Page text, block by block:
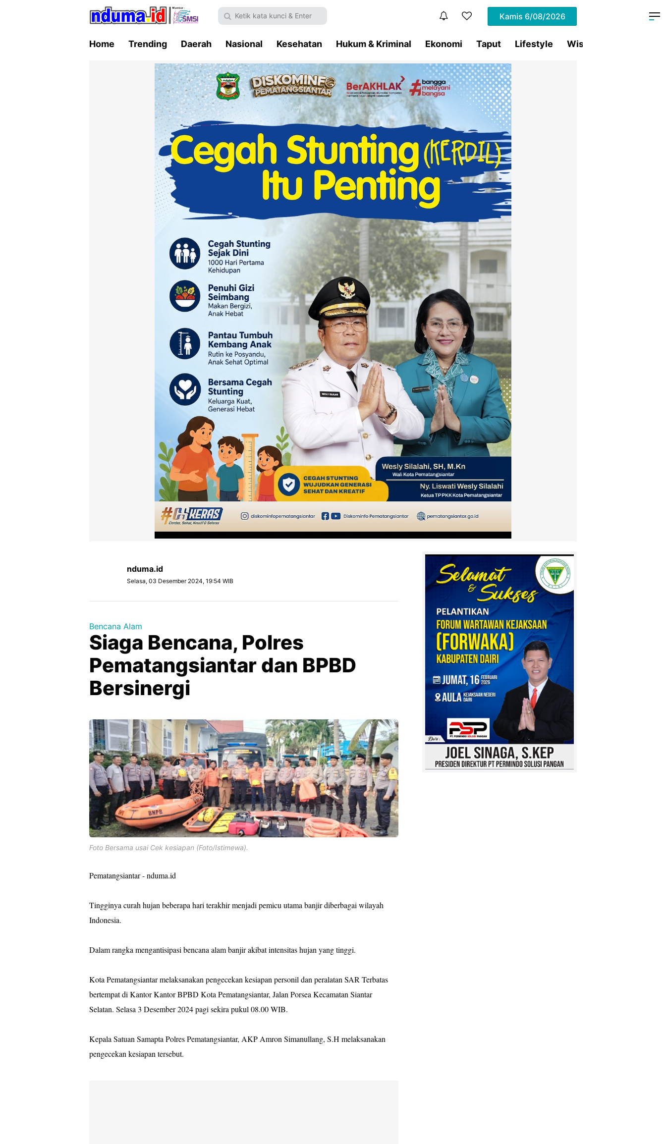
Kamis 6/08/2026
Home Trending Daerah Nasional Kesehatan Hukum & Kriminal Ekonomi Taput Lifestyle Wisata
nduma.id
Selasa, 03 Desember 2024, 19:54 WIB
Bencana Alam
Siaga Bencana, Polres
Pematangsiantar dan BPBD
Bersinergi
Foto Bersama usai Cek kesiapan (Foto/Istimewa).
Pematangsiantar - nduma.id
Tingginya curah hujan beberapa hari terakhir menjadi pemicu utama banjir diberbagai wilayah
Indonesia.
Dalam rangka mengantisipasi bencana alam banjir akibat intensitas hujan yang tinggi.
Kota Pematangsiantar melaksanakan pengecekan kesiapan personil dan peralatan SAR Terbatas
bertempat di Kantor Kantor BPBD Kota Pematangsiantar, Jalan Porsea Kecamatan Siantar
Selatan. Selasa 3 Desember 2024 pagi sekira pukul 08.00 WIB.
Kepala Satuan Samapta Polres Pematangsiantar, AKP Amron Simanullang, S.H melaksanakan
pengecekan kesiapan tersebut.